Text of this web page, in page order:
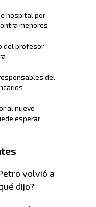
hospital por
menores
del profesor
del
al nuevo
esperar”
volvió a
dijo?